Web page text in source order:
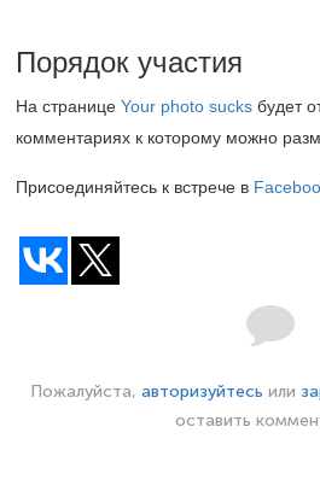
Порядок участия
На странице Your photo sucks будет
комментариях к которому можно
Присоединяйтесь к встрече в
Пожалуйста, авторизуйтесь или
оставить